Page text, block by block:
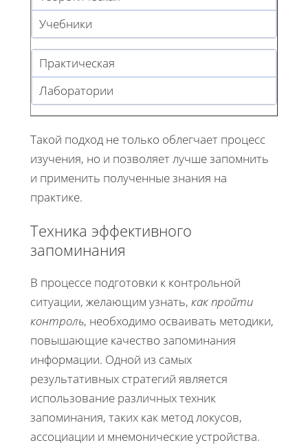
Учебники
Практическая
Лаборатории
Такой подход не только облегчает процесс
изучения, но и позволяет лучше запомнить
и применить полученные знания на
практике.
Техника эффективного
запоминания
В процессе подготовки к контрольной
ситуации, желающим узнать, как пройти
контроль, необходимо осваивать методики,
повышающие качество запоминания
информации. Одной из самых
результативных стратегий является
использование различных техник
запоминания, таких как метод локусов,
ассоциации и мнемонические устройства.